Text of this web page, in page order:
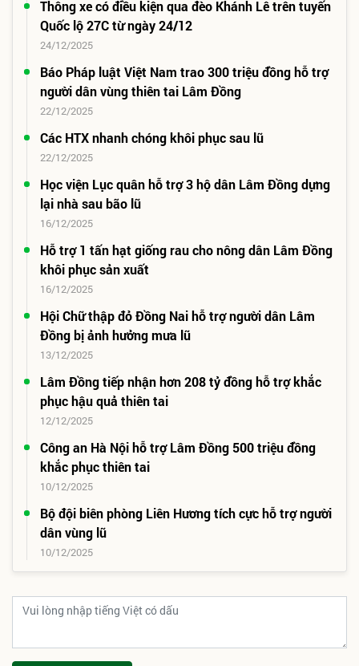
Thông xe có điều kiện qua đèo Khánh Lê trên tuyến
Quốc lộ 27C từ ngày 24/12
24/12/2025
Báo Pháp luật Việt Nam trao 300 triệu đồng hỗ trợ
người dân vùng thiên tai Lâm Đồng
22/12/2025
Các HTX nhanh chóng khôi phục sau lũ
22/12/2025
Học viện Lục quân hỗ trợ 3 hộ dân Lâm Đồng dựng
lại nhà sau bão lũ
16/12/2025
Hỗ trợ 1 tấn hạt giống rau cho nông dân Lâm Đồng
khôi phục sản xuất
16/12/2025
Hội Chữ thập đỏ Đồng Nai hỗ trợ người dân Lâm
Đồng bị ảnh hưởng mưa lũ
13/12/2025
Lâm Đồng tiếp nhận hơn 208 tỷ đồng hỗ trợ khắc
phục hậu quả thiên tai
12/12/2025
Công an Hà Nội hỗ trợ Lâm Đồng 500 triệu đồng
khắc phục thiên tai
10/12/2025
Bộ đội biên phòng Liên Hương tích cực hỗ trợ người
dân vùng lũ
10/12/2025